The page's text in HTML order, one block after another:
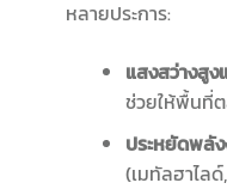
หลายประการ:
แสงสว่างสูง
ช่วยให้พื้นที่
ประหยัดพลั
(เมทัลฮาไล